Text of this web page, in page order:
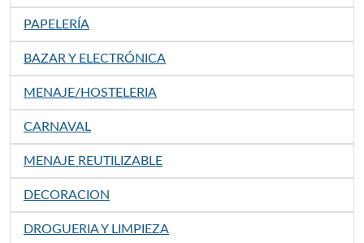
PAPELERÍA
BAZAR Y ELECTRÓNICA
MENAJE/HOSTELERIA
CARNAVAL
MENAJE REUTILIZABLE
DECORACION
DROGUERIA Y LIMPIEZA